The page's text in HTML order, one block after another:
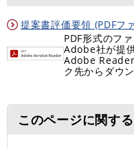
提案書評価要領 (PDFフ
PDF形式のフ
Adobe社が提
Adobe
ク先からダウ
このページに関す